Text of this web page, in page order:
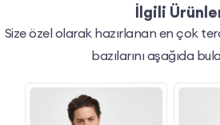
İlgili
Size özel olarak hazırlanan en çok
bazılarını aşağıda